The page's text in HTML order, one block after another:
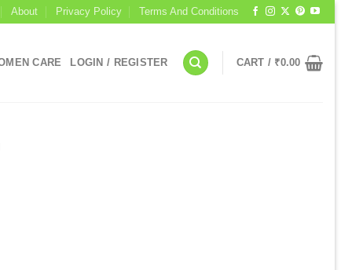
About Privacy Policy Terms And Conditions
CARE LOGIN / REGISTER CART / ₹0.00